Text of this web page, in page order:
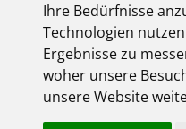
Ihre Bedürfnisse
Technologien
Ergebnisse zu
woher unsere
unsere Website
Login: